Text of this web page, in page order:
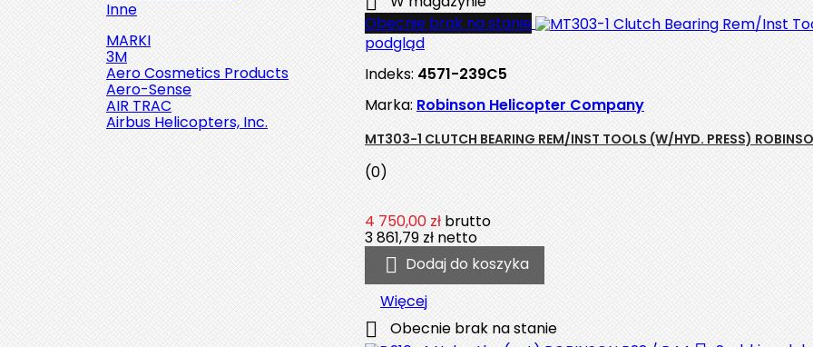
Inne
MARKI
3M
Aero Cosmetics Products
Aero-Sense
AIR TRAC
Airbus Helicopters, Inc.
Obecnie brak na stanie
podgląd
Indeks: 4571-239C5
Marka: Robinson Helicopter Company
MT303-1 CLUTCH BEARING REM/INST TOOLS (W/HYD. PRESS)
(0)
4 750,00 zł brutto
3 861,79 zł netto
 Dodaj do koszyka
Więcej
 Obecnie brak na stanie